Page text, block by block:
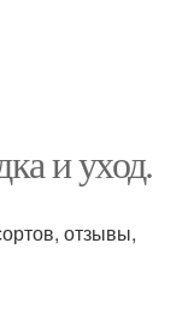
и уход.
отзывы,